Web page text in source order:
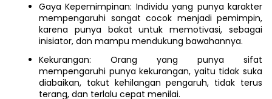
Gaya Kepemimpinan: Individu yang punya karakter
mempengaruhi sangat cocok menjadi pemimpin,
karena punya bakat untuk memotivasi, sebagai
inisiator, dan mampu mendukung bawahannya.
Kekurangan: Orang yang punya sifat
mempengaruhi punya kekurangan, yaitu tidak suka
diabaikan, takut kehilangan pengaruh, tidak terus
terang, dan terlalu cepat menilai.